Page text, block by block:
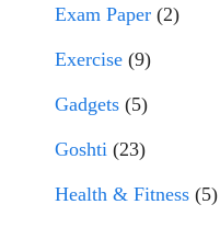
Exam Paper (2)
Exercise (9)
Gadgets (5)
Goshti (23)
Health & Fitness (5)